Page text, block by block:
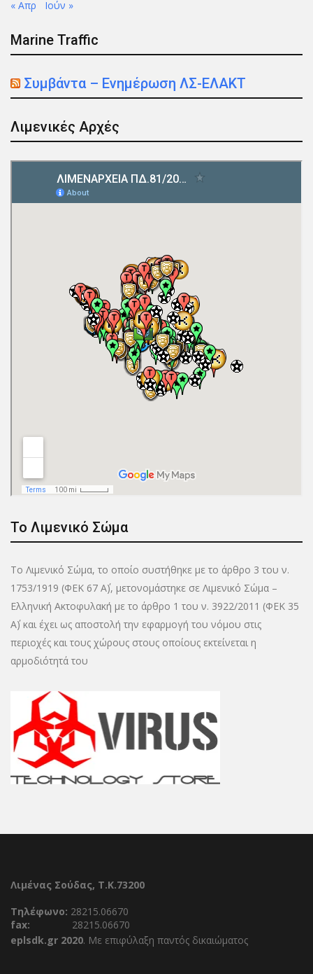
« Απρ Ιούν »
Marine Traffic
Συμβάντα – Ενημέρωση ΛΣ-ΕΛΑΚΤ
Λιμενικές Αρχές
Το Λιμενικό Σώμα
Το Λιμενικό Σώμα, το οποίο συστήθηκε με το άρθρο 3 του ν.
1753/1919 (ΦΕΚ 67 Α΄), μετονομάστηκε σε Λιμενικό Σώμα –
Ελληνική Ακτοφυλακή με το άρθρο 1 του ν. 3922/2011 (ΦΕΚ 35
Α΄) και έχει ως αποστολή την εφαρμογή του νόμου στις
περιοχές και τους χώρους στους οποίους εκτείνεται η
αρμοδιότητά του
Λιμένας Σούδας, Τ.Κ.73200
Τηλέφωνο: 28215.06670
fax:
28215.06670
eplsdk.gr 2020. Με επιφύλαξη παντός δικαιώματος